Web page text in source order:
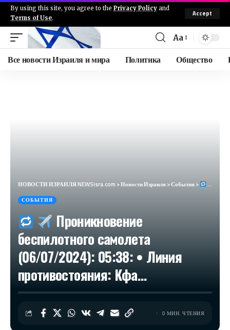
By using this site, you agree to the Privacy Policy and
Terms of Use.
Accept
Aa
Все новости Израиля и мира Политика Общество
НОВОСТИ ИЗРАИЛЯ NEWSisra.com >Новости Израиля>События>
СОБЫТИЯ
Проникновение
беспилотного самолета
(06/07/2024): 05:38: • Линия
противостояния: Кфа…​
0 МИН. ЧТЕНИЯ